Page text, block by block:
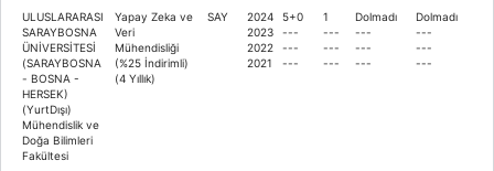
ULUSLARARASI
SARAYBOSNA
ÜNİVERSİTESİ
(SARAYBOSNA
- BOSNA -
HERSEK)
(YurtDışı)
Mühendislik ve
Doğa Bilimleri
Fakültesi
Yapay Zeka ve
Veri
Mühendisliği
(%25 İndirimli)
(4 Yıllık)
SAY
2024
2023
2022
2021
5+0
---
---
---
1
---
---
---
Dolmadı
---
---
---
Dolmadı
---
---
---